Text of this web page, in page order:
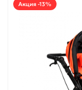
Акция -13%